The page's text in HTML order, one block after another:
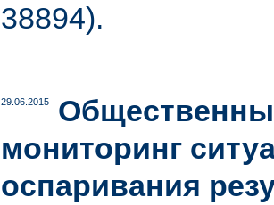
38894).
29.06.2015
мониторинг
оспаривания